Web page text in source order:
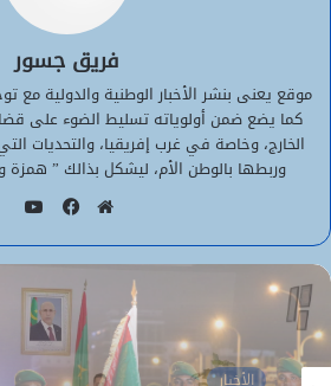
فريق جسور
موقع يعنى بنشر الأخبار الوطنية والدولية مع
كما يضع ضمن أولوياته تسليط الضوء على
الخارج، وخاصة في غرب إفريقيا، والتحديات
وربطها بالوطن الأم، ليشكل بذالك ” همزة
الويب